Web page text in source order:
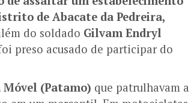
de Abacate da Pedreira,
do soldado Gilvam Endryl
preso acusado de participar do
(Patamo) que patrulhavam a